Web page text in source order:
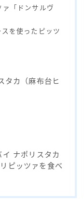
「ドンサルヴ
を使ったピッツ
タカ（麻布台ヒ
イ ナポリスタカ
ピッツァを食べ